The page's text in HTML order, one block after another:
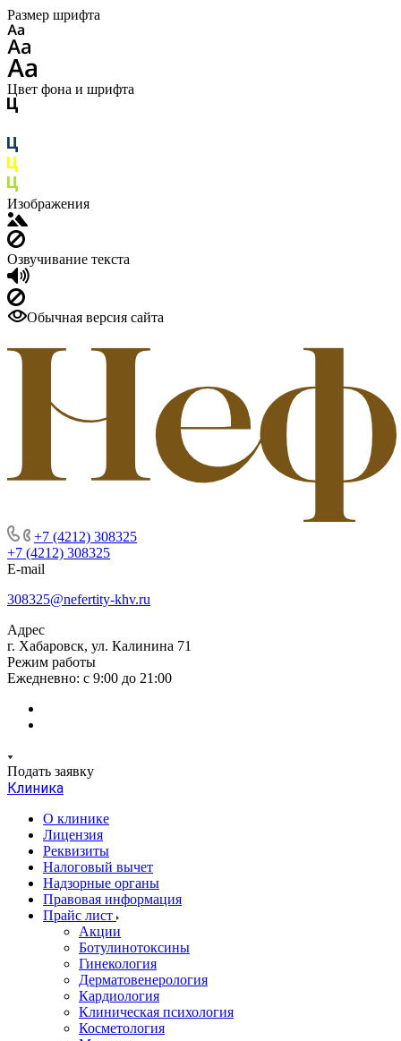
Размер шрифта
Цвет фона и шрифта
Изображения
Озвучивание текста
Обычная версия сайта
+7 (4212) 308325
+7 (4212) 308325
E-mail
308325@nefertity-khv.ru
Адрес
г. Хабаровск, ул. Калинина 71
Режим работы
Ежедневно: с 9:00 до 21:00
Подать заявку
Клиника
О клинике
Лицензия
Реквизиты
Налоговый вычет
Надзорные органы
Правовая информация
Прайс лист
Акции
Ботулинотоксины
Гинекология
Дерматовенерология
Кардиология
Клиническая психология
Косметология